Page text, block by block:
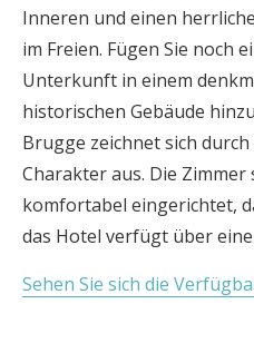
Inneren und einen
im Freien. Fügen Sie noch
Unterkunft in einem
historischen Gebäude
Brugge zeichnet sich
Charakter aus. Die Zimmer
komfortabel eingerichtet,
das Hotel verfügt über
Sehen Sie sich die